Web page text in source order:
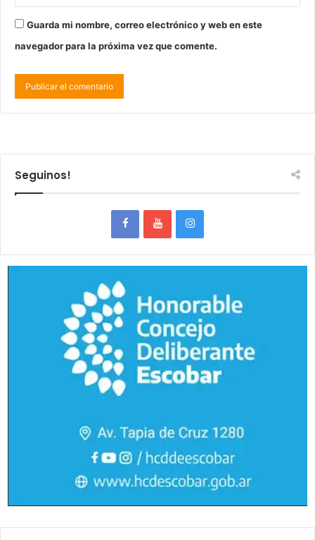
Guarda mi nombre, correo electrónico y web en este
navegador para la próxima vez que comente.
Seguinos!